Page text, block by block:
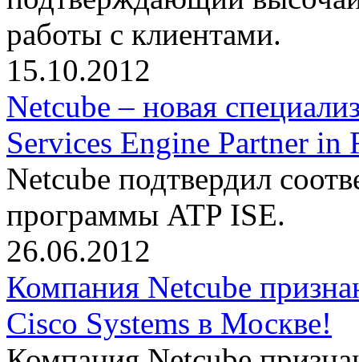
работы с клиентами.
15.10.2012
Netcube – новая
Services Engine Partner in
Netcube подтвердил
программы ATP ISE.
26.06.2012
Компания Netcube
Cisco Systems в Москве!